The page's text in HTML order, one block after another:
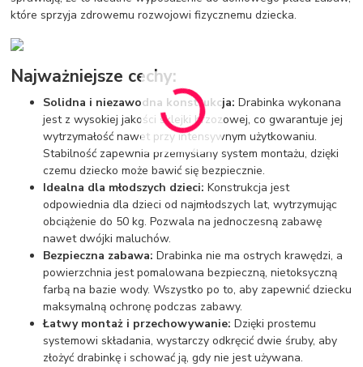
które sprzyja zdrowemu rozwojowi fizycznemu dziecka.
Najważniejsze cechy:
Solidna i niezawodna konstrukcja: Drabinka wykonana
jest z wysokiej jakości sklejki brzozowej, co gwarantuje jej
wytrzymałość nawet przy intensywnym użytkowaniu.
Stabilność zapewnia przemyślany system montażu, dzięki
czemu dziecko może bawić się bezpiecznie.
Idealna dla młodszych dzieci: Konstrukcja jest
odpowiednia dla dzieci od najmłodszych lat, wytrzymując
obciążenie do 50 kg. Pozwala na jednoczesną zabawę
nawet dwójki maluchów.
Bezpieczna zabawa: Drabinka nie ma ostrych krawędzi, a
powierzchnia jest pomalowana bezpieczną, nietoksyczną
farbą na bazie wody. Wszystko po to, aby zapewnić dziecku
maksymalną ochronę podczas zabawy.
Łatwy montaż i przechowywanie: Dzięki prostemu
systemowi składania, wystarczy odkręcić dwie śruby, aby
złożyć drabinkę i schować ją, gdy nie jest używana.